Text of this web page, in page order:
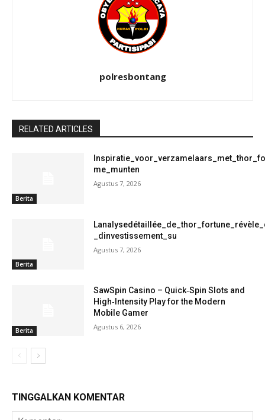
polresbontang
RELATED ARTICLES
Berita
me_munten
Agustus 7, 2026
Berita
_dinvestissement_su
Agustus 7, 2026
Berita
SawSpin Casino – Quick‑Spin Slots and
High‑Intensity Play for the Modern
Mobile Gamer
Agustus 6, 2026
TINGGALKAN KOMENTAR